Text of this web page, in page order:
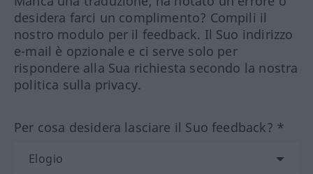
desidera farci un complimento? Compili il
nostro modulo per il feedback. Il Suo indirizzo
e-mail è opzionale e ci serve solo per
rispondere alla Sua richiesta secondo la nostra
politica sulla privacy.
Per cosa desidera lasciare il Suo feedback? *